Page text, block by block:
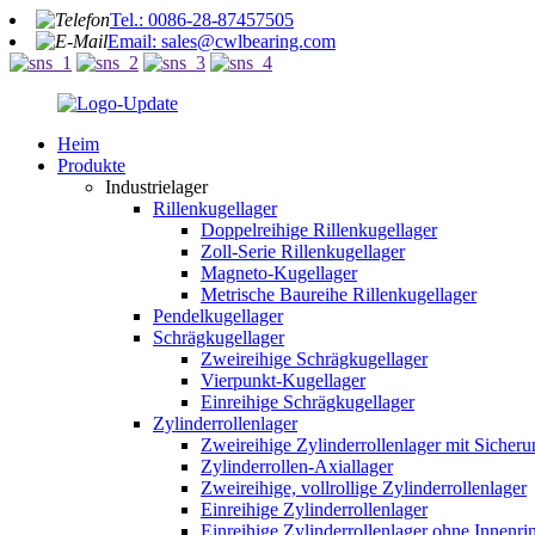
Tel.: 0086-28-87457505
Email: sales@cwlbearing.com
Heim
Produkte
Industrielager
Rillenkugellager
Doppelreihige Rillenkugellager
Zoll-Serie Rillenkugellager
Magneto-Kugellager
Metrische Baureihe Rillenkugellager
Pendelkugellager
Schrägkugellager
Zweireihige Schrägkugellager
Vierpunkt-Kugellager
Einreihige Schrägkugellager
Zylinderrollenlager
Zweireihige Zylinderrollenlager mit
Zylinderrollen-Axiallager
Zweireihige, vollrollige Zylinderrollenlager
Einreihige Zylinderrollenlager
Einreihige Zylinderrollenlager ohne